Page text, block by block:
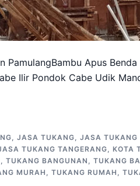
PamulangBambu Apus
Ilir Pondok Cabe Udik
, JASA TUKANG, JASA TUKANG
TUKANG TANGERANG, KOTA
, TUKANG BANGUNAN , TUKANG
MURAH , TUKANG RUMAH ,